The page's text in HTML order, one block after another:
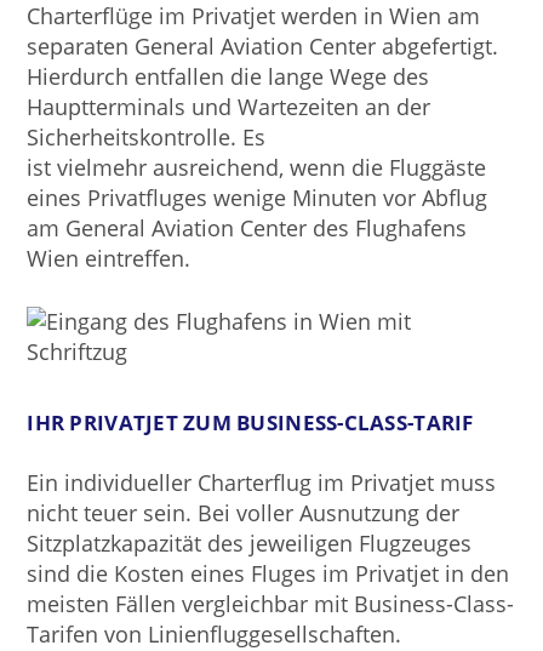
Charterflüge im Privatjet werden in Wien am
separaten General Aviation Center abgefertigt.
Hierdurch entfallen die lange Wege des
Hauptterminals und Wartezeiten an der
Sicherheitskontrolle. Es
ist vielmehr ausreichend, wenn die Fluggäste
eines Privatfluges wenige Minuten vor Abflug
am General Aviation Center des Flughafens
Wien eintreffen.
IHR PRIVATJET ZUM BUSINESS-CLASS-TARIF
Ein individueller Charterflug im Privatjet muss
nicht teuer sein. Bei voller Ausnutzung der
Sitzplatzkapazität des jeweiligen Flugzeuges
sind die Kosten eines Fluges im Privatjet in den
meisten Fällen vergleichbar mit Business-Class-
Tarifen von Linienfluggesellschaften.